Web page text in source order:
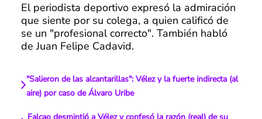
El periodista deportivo expresó la admiración
que siente por su colega, a quien calificó de
se un "profesional correcto". También habló
de Juan Felipe Cadavid.
"Salieron de las alcantarillas": Vélez y la fuerte indirecta (al
aire) por caso de Álvaro Uribe